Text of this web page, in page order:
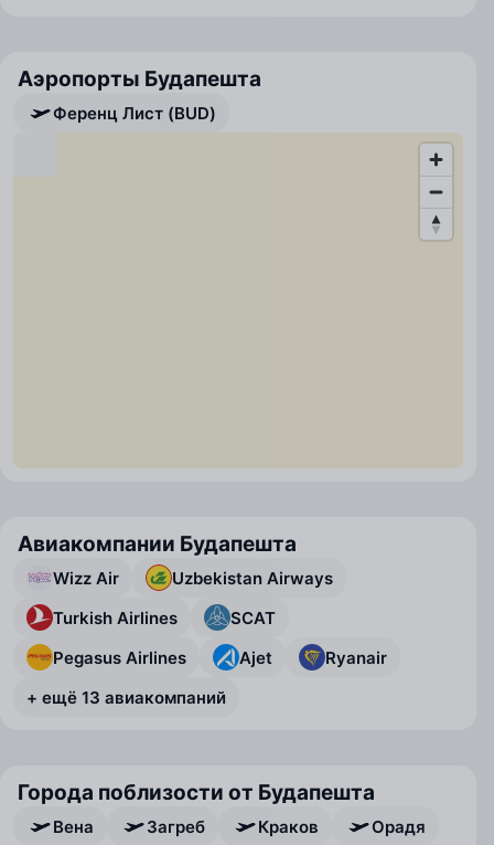
Аэропорты Будапешта
Ференц Лист (BUD)
Авиакомпании Будапешта
Wizz Air
Uzbekistan Airways
Turkish Airlines
SCAT
Pegasus Airlines
Ajet
Ryanair
+ ещё 13 авиакомпаний
Города поблизости от Будапешта
Вена Загреб Краков
Орадя